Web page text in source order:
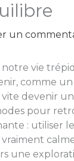
un
notre vie
comme un
devenir
pour
: utiliser
une